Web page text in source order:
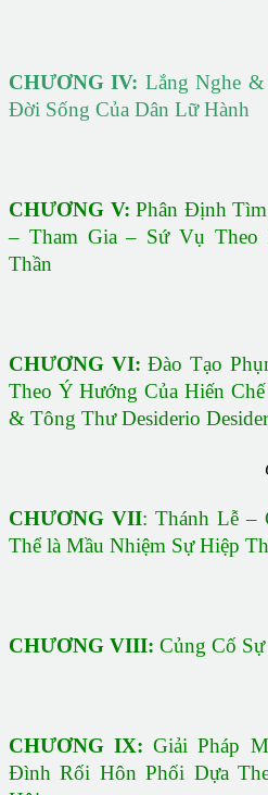
CHƯƠNG IV: Lắng Nghe
Đời Sống Của Dân Lữ Hành
CHƯƠNG V:Phân Định
– Tham Gia – Sứ Vụ Theo
Thần
CHƯƠNG VI: Đào Tạo
Theo Ý Hướng Của Hiến
& Tông Thư Desiderio
CHƯƠNG VII: Thánh Lễ –
Thể là Mầu Nhiệm Sự Hiệp
CHƯƠNG VIII: Củng Cố
CHƯƠNG IX: Giải Pháp
Đình Rối Hôn Phối Dựa